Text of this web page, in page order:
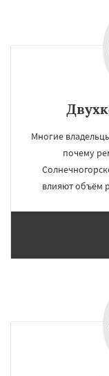
Многие
почему
влияют объём